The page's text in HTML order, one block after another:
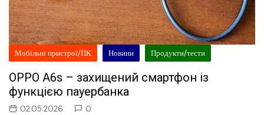
Мобільні пристрої/ПК Новини Продукти/тести
OPPO A6s – захищений смартфон із
функцією пауербанка
02.05.2026 0